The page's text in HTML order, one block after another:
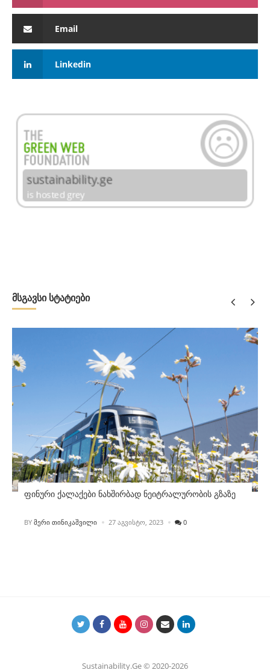
Email
Linkedin
მსგავსი სტატიები
ფინური ქალაქები ნახშირბად ნეიტრალურობის გზაზე
POSTED
BY ᲛᲔᲠᲘ ᲗᲘᲜᲘᲙᲐᲨᲕᲘᲚᲘ 27 ᲐᲒᲕᲘᲡᲢᲝ, 2023 0
Sustainability.Ge © 2020-2026